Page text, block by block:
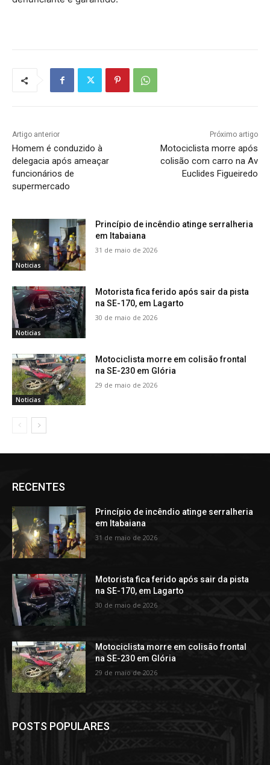
Artigo anterior
Homem é conduzido à
delegacia após ameaçar
funcionários de
supermercado
Próximo artigo
Motociclista morre após
colisão com carro na Av
Euclides Figueiredo
Noticias
Princípio de incêndio atinge serralheria
em Itabaiana
31 de maio de 2026
Noticias
Motorista fica ferido após sair da pista
na SE-170, em Lagarto
30 de maio de 2026
Noticias
Motociclista morre em colisão frontal
na SE-230 em Glória
29 de maio de 2026
RECENTES
Princípio de incêndio atinge serralheria
em Itabaiana
31 de maio de 2026
Motorista fica ferido após sair da pista
na SE-170, em Lagarto
30 de maio de 2026
Motociclista morre em colisão frontal
na SE-230 em Glória
29 de maio de 2026
POSTS POPULARES